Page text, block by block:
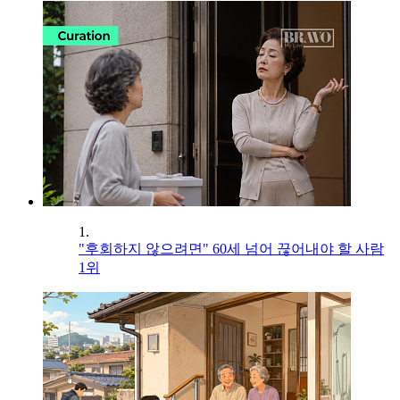
1.
"후회하지 않으려면" 60세 넘어 끊어내야 할 사람
1위